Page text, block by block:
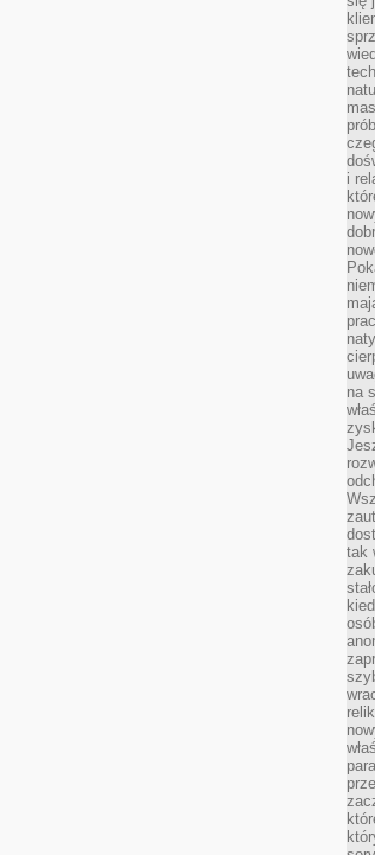
i
na
tak